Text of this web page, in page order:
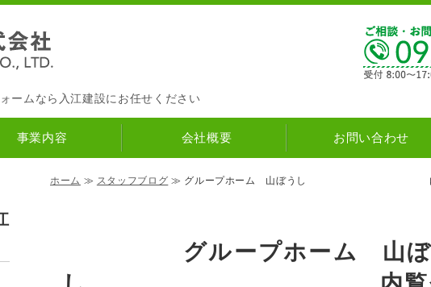
｜筑紫野市の新
ームなら入江建設にお任せください
事業内容 会社概要 お問い合わせ
ホーム ≫ スタッフブログ ≫ グループホーム 山ぼうし 内
グループホーム 山ぼ